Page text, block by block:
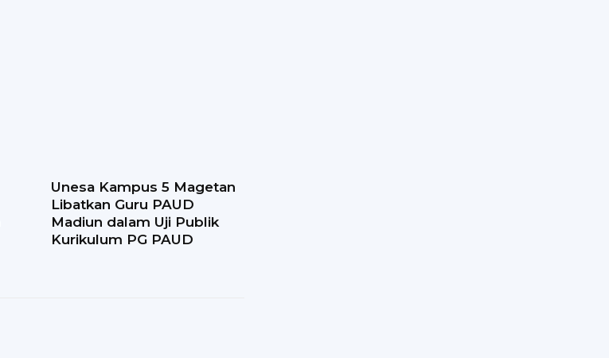
Unesa Kampus 5 Magetan
Libatkan Guru PAUD
Madiun dalam Uji Publik
Kurikulum PG PAUD